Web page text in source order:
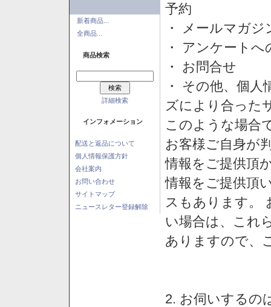
新着商品...
全商品...
商品検索
詳細検索
インフォメーション
配送と返品について
個人情報保護方針
会社案内
お問い合わせ
サイトマップ
ニュースレター登録解除
予約
・ メールマガ
・ アンケートへ
・ お問合せ
・ その他、個
ズにより合った
このような場合
お客様ご自身が
情報をご提供頂
情報をご提供頂
スもあります。
い場合は、これ
ありますので、
2. お伺いするの